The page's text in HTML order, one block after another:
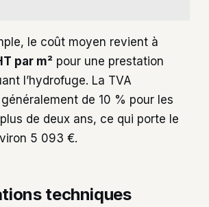
le coût moyen revient à
par m² pour une prestation
l’hydrofuge. La TVA
de 10 % pour les
de deux ans, ce qui porte le
5 093 €.
techniques